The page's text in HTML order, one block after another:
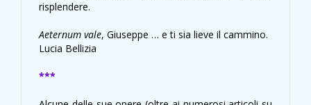
risplendere.
Aeternum vale, Giuseppe … e ti sia lieve il cammino.
Lucia Bellizia
***